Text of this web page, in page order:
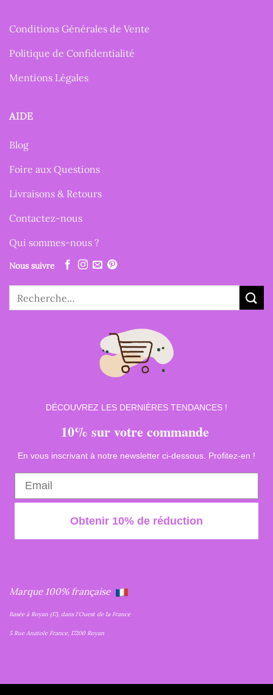
Conditions Générales de Vente
Politique de Confidentialité
Mentions Légales
AIDE
Blog
Foire aux Questions
Livraisons & Retours
Contactez-nous
Qui sommes-nous ?
Nous suivre
pour :
DÉCOUVREZ LES DERNIÈRES TENDANCES !
10% sur votre commande
En vous inscrivant à notre newsletter ci-dessous. Profitez-en !
Obtenir 10% de réduction
Marque 100% française
Basée à Royan (17), dans l'Ouest de la France
5 Rue Anatole France, 17200 Royan